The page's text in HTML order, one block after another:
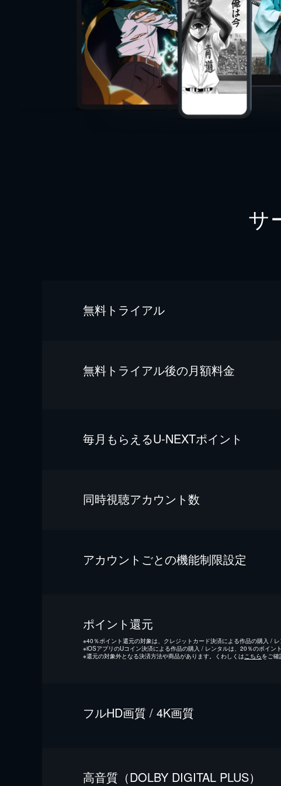
サ
無料トライアル
無料トライアル後の⽉額料金
毎⽉もらえるU-NEXTポイント
同時視聴アカウント数
アカウントごとの機能制限設定
ポイント還元
※40％ポイント還元の対象は、クレジットカード決済による作品の購入 / レ
※iOSアプリのUコイン決済による作品の購入 / レンタルは、20％のポイント
※還元の対象外となる決済方法や商品があります。くわしくは こちらをご確
フルHD画質 / 4K画質
⾼⾳質（DOLBY DIGITAL PLUS）